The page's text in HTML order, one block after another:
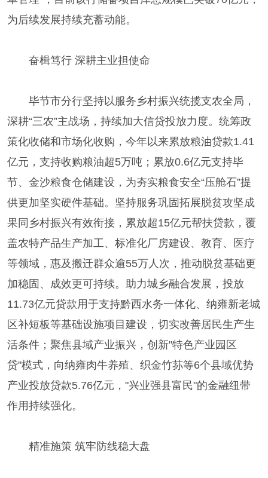
为后续发展持续充蓄动能。
奋楫笃行 深耕主业担使命
毕节市分行坚持以服务乡村振兴统揽支农全局，
深耕“三农”主战场，持续加大信贷投放力度。统筹政
策化收储和市场化收购，今年以来累放粮油贷款1.41
亿元，支持收购粮油超5万吨；累放0.6亿元支持毕
节、金沙粮食仓储建设，为夯实粮食安全“压舱石”提
供更加坚实硬件基础。坚持服务巩固拓展脱贫攻坚成
果同乡村振兴有效衔接，累放超15亿元帮扶贷款，覆
盖农特产品生产加工、标准化厂房建设、教育、医疗
等领域，惠及搬迁群众逾55万人次，推动脱贫基础更
加稳固、成效更可持续。助力城乡融合发展，投放
11.73亿元贷款用于支持黔西水务一体化、纳雍新老城
区补短板等基础设施项目建设，切实改善居民生产生
活条件；聚焦县域产业振兴，创新"特色产业园区
贷"模式，向纳雍肉牛养殖、织金竹荪等6个县域优势
产业投放贷款5.76亿元，"兴业强县富民"的金融纽带
作用持续强化。
精准施策 筑牢防线稳大盘